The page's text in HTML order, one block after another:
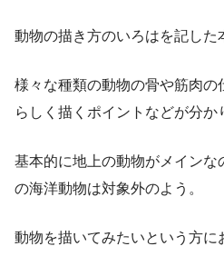
動物の描き方のいろはを記した
様々な種類の動物の骨や筋肉
らしく描くポイントなどが分か
基本的に地上の動物がメイン
の海洋動物は対象外のよう。
動物を描いてみたいという方に